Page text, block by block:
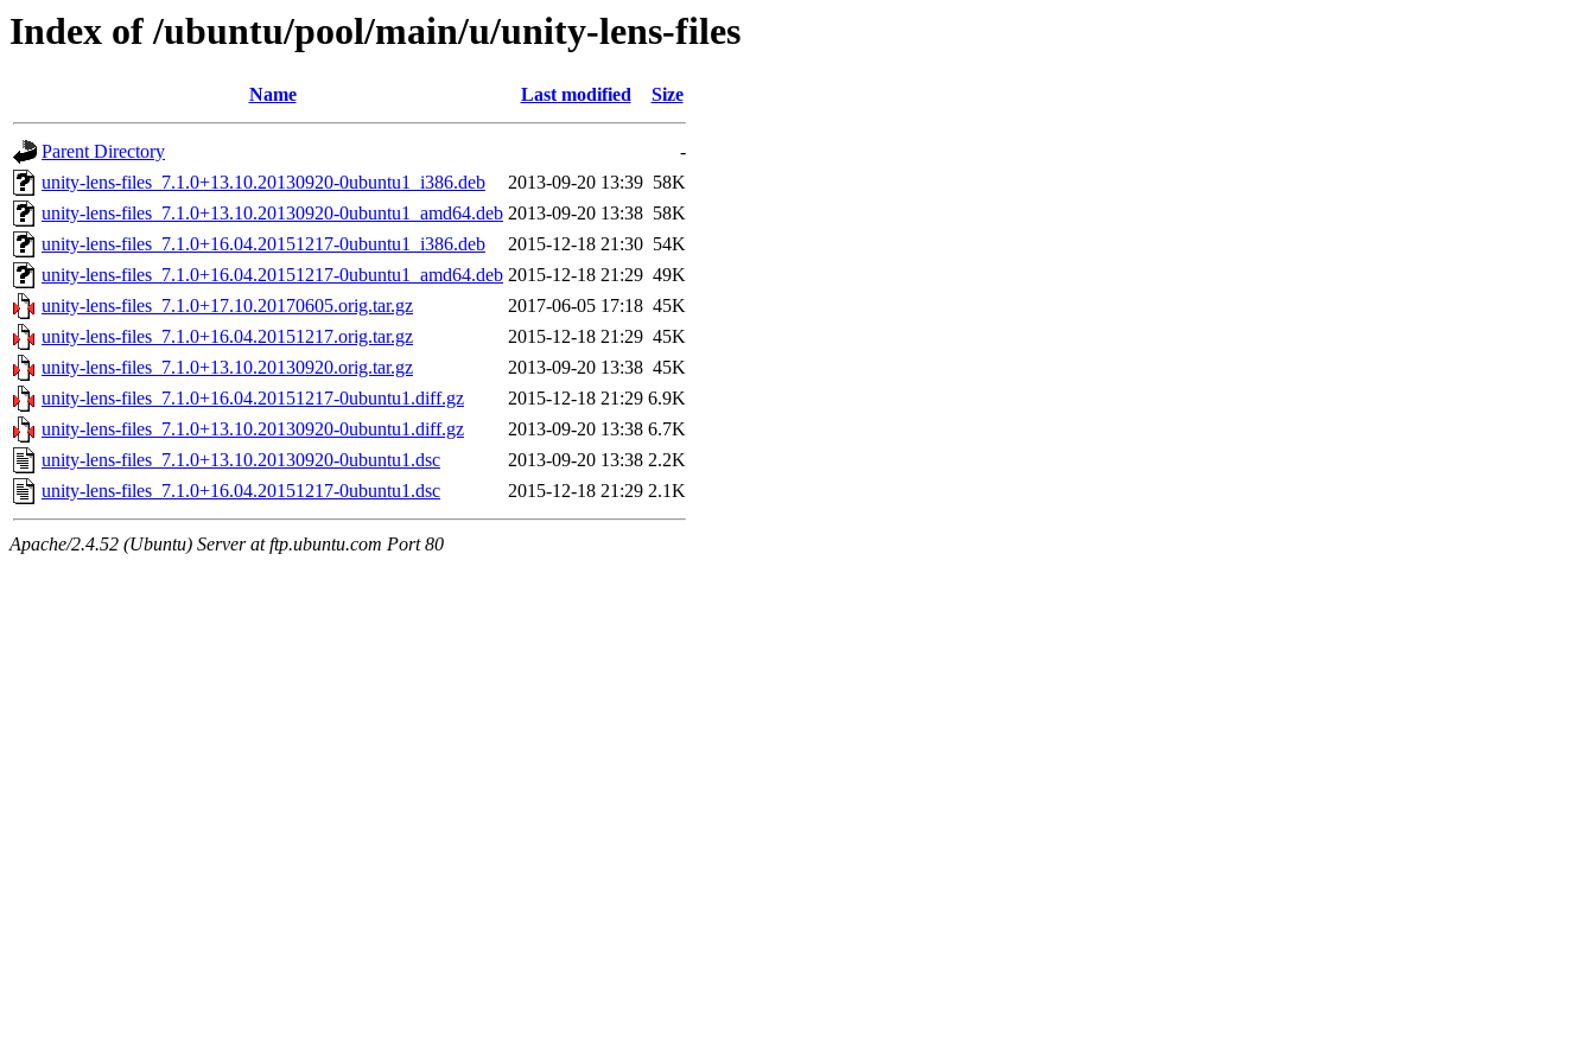
Index of /ubuntu/pool/main/u/unity-lens-files
Name Last modified Size
Parent Directory
-
unity-lens-files_7.1.0+13.10.20130920-0ubuntu1_i386.deb
2013-09-20 13:39 58K
unity-lens-files_7.1.0+13.10.20130920-0ubuntu1_amd64.deb 2013-09-20 13:38 58K
unity-lens-files_7.1.0+16.04.20151217-0ubuntu1_i386.deb
2015-12-18 21:30 54K
unity-lens-files_7.1.0+16.04.20151217-0ubuntu1_amd64.deb 2015-12-18 21:29 49K
unity-lens-files_7.1.0+17.10.20170605.orig.tar.gz
2017-06-05 17:18 45K
unity-lens-files_7.1.0+16.04.20151217.orig.tar.gz
2015-12-18 21:29 45K
unity-lens-files_7.1.0+13.10.20130920.orig.tar.gz
2013-09-20 13:38 45K
unity-lens-files_7.1.0+16.04.20151217-0ubuntu1.diff.gz
2015-12-18 21:29 6.9K
unity-lens-files_7.1.0+13.10.20130920-0ubuntu1.diff.gz
2013-09-20 13:38 6.7K
unity-lens-files_7.1.0+13.10.20130920-0ubuntu1.dsc
2013-09-20 13:38 2.2K
unity-lens-files_7.1.0+16.04.20151217-0ubuntu1.dsc
2015-12-18 21:29 2.1K
Apache/2.4.52 (Ubuntu) Server at ftp.ubuntu.com Port 80